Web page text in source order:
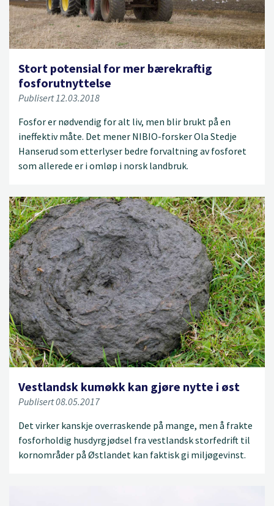
Stort potensial for mer bærekraftig
fosforutnyttelse
Publisert 12.03.2018
Fosfor er nødvendig for alt liv, men blir brukt på en
ineffektiv måte. Det mener NIBIO-forsker Ola Stedje
Hanserud som etterlyser bedre forvaltning av fosforet
som allerede er i omløp i norsk landbruk.
Vestlandsk kumøkk kan gjøre nytte i øst
Publisert 08.05.2017
Det virker kanskje overraskende på mange, men å frakte
fosforholdig husdyrgjødsel fra vestlandsk storfedrift til
kornområder på Østlandet kan faktisk gi miljøgevinst.